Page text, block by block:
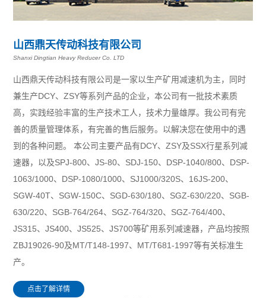
山西鼎天传动科技有限公司
Shanxi Dingtian Heavy Reducer Co. LTD
山西鼎天传动科技有限公司是一家以生产矿用减速机为主，同时
兼生产DCY、ZSY等系列产品的企业，本公司有一批技术素质
高，实践经验丰富的生产技术工人，技术力量雄厚。我公司有完
善的质量管理体系，有完善的售后服务。以解决您在使用中的遇
到的各种问题。 本公司主要产品有DCY、ZSY及SSX行星系列减
速器，以及SPJ-800、JS-80、SDJ-150、DSP-1040/800、DSP-
1063/1000、DSP-1080/1000、SJ1000/320S、16JS-200、
SGW-40T、SGW-150C、SGD-630/180、SGZ-630/220、SGB-
630/220、SGB-764/264、SGZ-764/320、SGZ-764/400、
JS315、JS400、JS525、JS700等矿用系列减速器，产品均按照
ZBJ19026-90及MT/T148-1997、MT/T681-1997等有关标准生
产。
点击了解详情